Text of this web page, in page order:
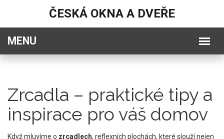
ČESKÁ OKNA A DVEŘE
Zrcadla – praktické tipy a
inspirace pro váš domov
Když mluvíme o zrcadlech, reflexních plochách, které slouží nejen